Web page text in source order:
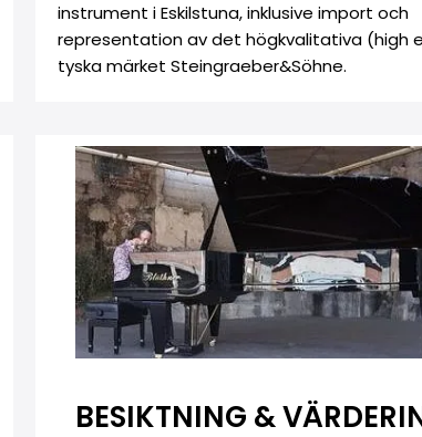
instrument i Eskilstuna, inklusive import och
representation av det högkvalitativa (high
tyska märket Steingraeber&Söhne.
BESIKTNING &